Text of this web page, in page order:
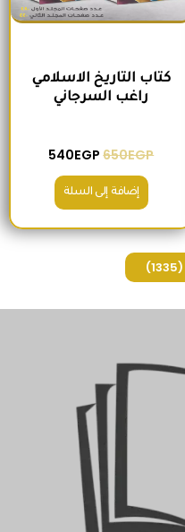
كتاب التاريخ الاسلامي
راغب السرجاني
650EGP
540EGP
إضافة إلى السلة
(1335)